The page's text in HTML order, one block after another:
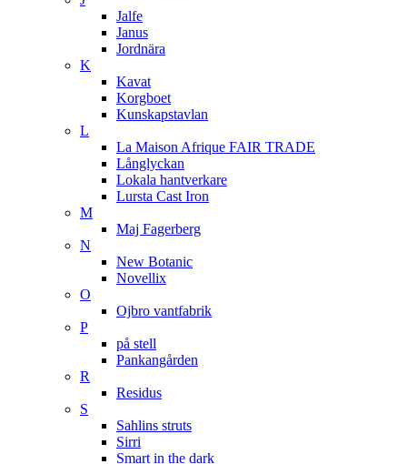
Jalfe
Janus
Jordnära
K
Kavat
Korgboet
Kunskapstavlan
L
La Maison Afrique FAIR TRADE
Långlyckan
Lokala hantverkare
Lursta Cast Iron
M
Maj Fagerberg
N
New Botanic
Novellix
O
Ojbro vantfabrik
P
på stell
Pankangården
R
Residus
S
Sahlins struts
Sirri
Smart in the dark